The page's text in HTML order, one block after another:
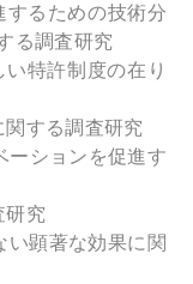
するための技術分
る調査研究
特許制度の在り
関する調査研究
ーションを促進す
研究
い顕著な効果に関